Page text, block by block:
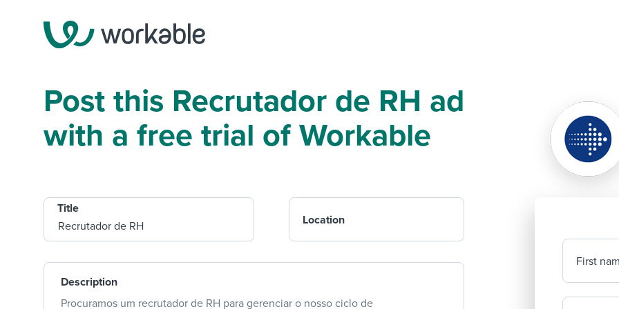
Post this Recrutador de RH ad
with a free trial of Workable
Title
Location
Description
Procuramos um recrutador de RH para gerenciar o nosso ciclo de
First